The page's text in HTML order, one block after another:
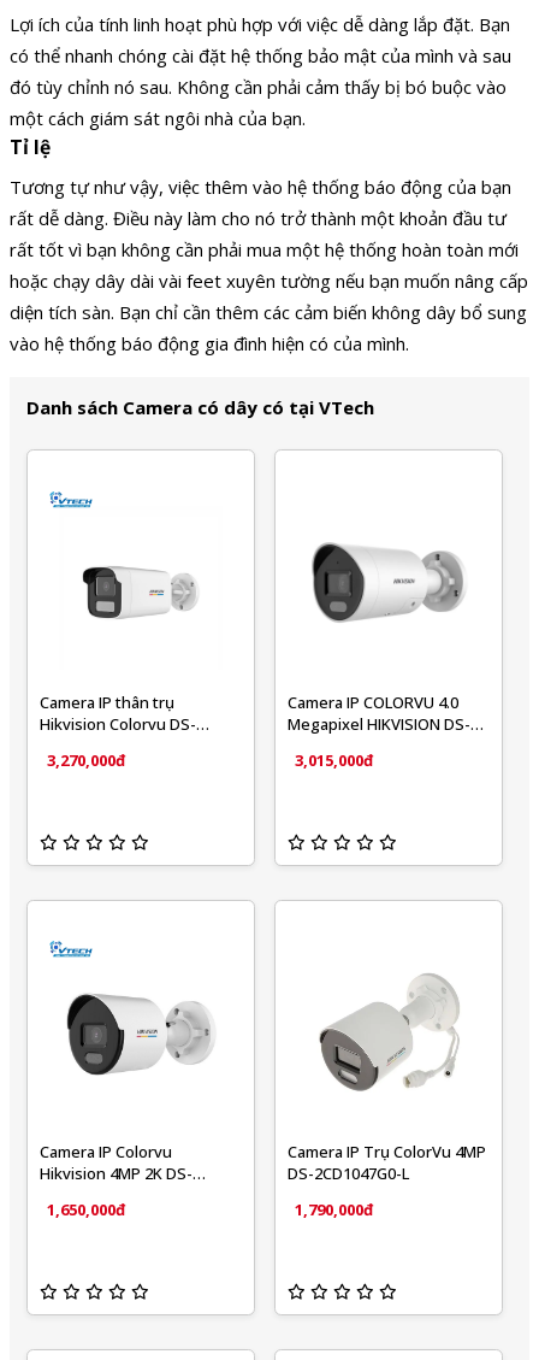
Lợi ích của tính linh hoạt phù hợp với việc dễ dàng lắp đặt. Bạn
có thể nhanh chóng cài đặt hệ thống bảo mật của mình và sau
đó tùy chỉnh nó sau. Không cần phải cảm thấy bị bó buộc vào
một cách giám sát ngôi nhà của bạn.
Tỉ lệ
Tương tự như vậy, việc thêm vào hệ thống báo động của bạn
rất dễ dàng. Điều này làm cho nó trở thành một khoản đầu tư
rất tốt vì bạn không cần phải mua một hệ thống hoàn toàn mới
hoặc chạy dây dài vài feet xuyên tường nếu bạn muốn nâng cấp
diện tích sàn. Bạn chỉ cần thêm các cảm biến không dây bổ sung
vào hệ thống báo động gia đình hiện có của mình.
Danh sách Camera có dây có tại VTech
Camera IP thân trụ
Hikvision Colorvu DS-
3,270,000đ
Camera IP COLORVU 4.0
Megapixel HIKVISION DS-
3,015,000đ
Camera IP Colorvu
Hikvision 4MP 2K DS-
1,650,000đ
Camera IP Trụ ColorVu 4MP
DS-2CD1047G0-L
1,790,000đ